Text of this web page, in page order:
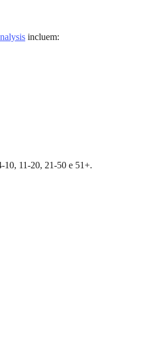
incluem:
10, 11-20, 21-50 e 51+.